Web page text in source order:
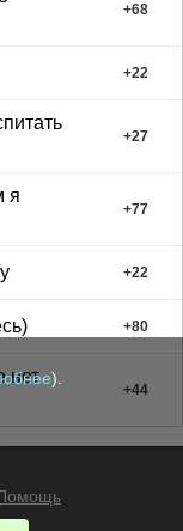
+68
+22
+27
я
+77
+22
+80
нет
+44
).